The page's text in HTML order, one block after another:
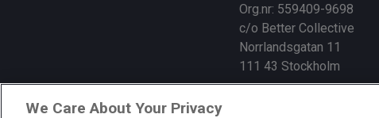
Org.nr: 559409-9698
c/o Better Collective
Norrlandsgatan 11
111 43 Stockholm
We Care About Your Privacy